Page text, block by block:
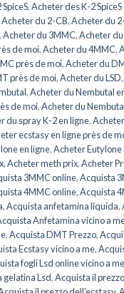
,Acheter des K-2
Acheter du 2-CB,Acheter du
,Acheter du 3MMC,Acheter
de moi,Acheter du 4MMC,
près de moi,Acheter du
près de moi,Acheter du LSD,
,Acheter du Nembutal
de moi,Acheter du
du spray K-2 en ligne,
ecstasy en ligne près de
en ligne,Acheter Eutylone
,Acheter meth prix,Acheter
3MMC online,Acquista
4MMC online,Acquista
,Acquista anfetamina liquida,
Anfetamina vicino a
,Acquista DMT Prezzo,
Ecstasy vicino a me,
fogli Lsd online vicino a me
gelatina Lsd,Acquista il